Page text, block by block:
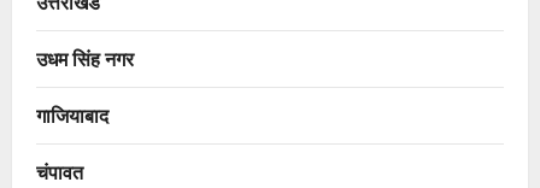
उधम सिंह नगर
गाजियाबाद
चंपावत